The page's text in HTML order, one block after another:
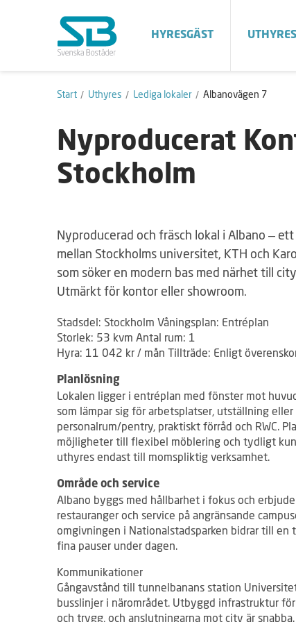
HYRESGÄST UTHYRES
Start Uthyres Lediga lokaler Albanovägen 7
Nyproducerat
Stockholm
Nyproducerad och fräsch lokal i Albano –
mellan Stockholms universitet, KTH och
som söker en modern bas med närhet till
Utmärkt för kontor eller showroom.
Stadsdel: Stockholm Våningsplan: Entréplan
Storlek: 53 kvm Antal rum: 1
Hyra: 11 042 kr / mån Tillträde: Enligt
Planlösning
Lokalen ligger i entréplan med fönster mot
som lämpar sig för arbetsplatser, utställning
personalrum/pentry, praktiskt förråd och RWC.
möjligheter till flexibel möblering och tydligt
uthyres endast till momspliktig verksamhet.
Område och service
Albano byggs med hållbarhet i fokus och
restauranger och service på angränsande
omgivningen i Nationalstadsparken bidrar till en
fina pauser under dagen.
Kommunikationer
Gångavstånd till tunnelbanans station
busslinjer i närområdet. Utbyggd infrastruktur
och trygg, och anslutningarna mot city är snabba.